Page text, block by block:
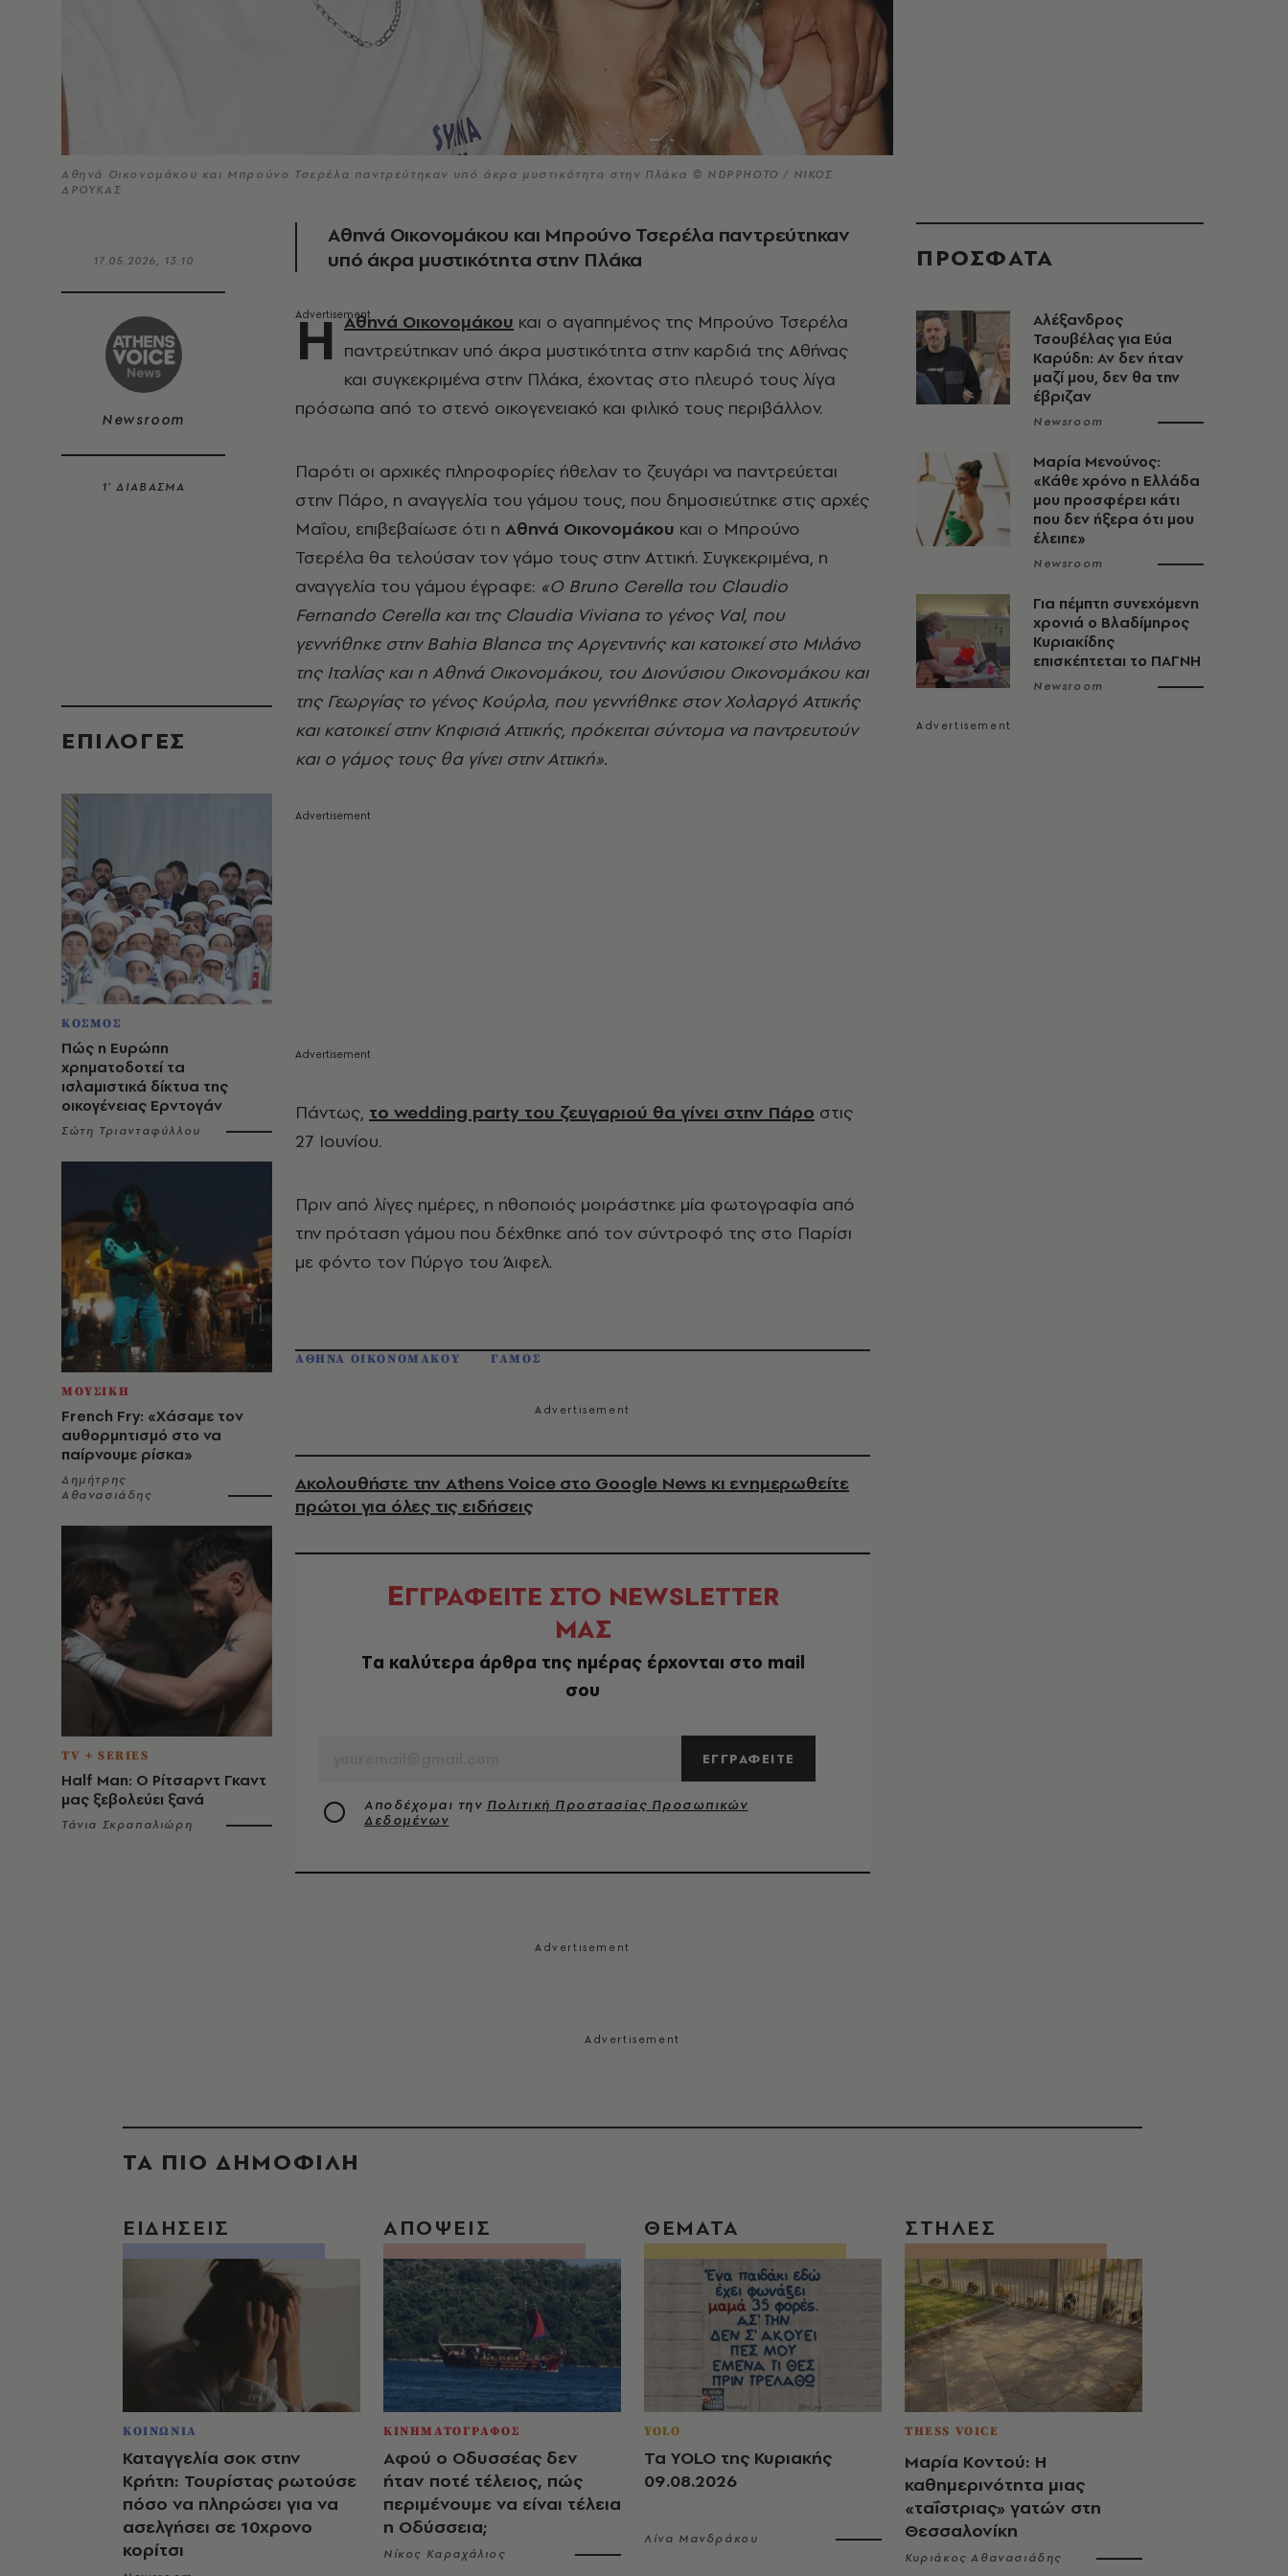
Αθηνά Οικονομάκου και Μπρούνο Τσερέλα παντρεύτηκαν υπό άκρα μυστικότητα στην Πλάκα © NDPPHOTO / ΝΙΚΟΣ
ΔΡΟΥΚΑΣ
17.05.2026, 13:10
Newsroom
1’ ΔΙΑΒΑΣΜΑ
EΠΙΛΟΓΈΣ
ΚΟΣΜΟΣ
Πώς η Ευρώπη
χρηματοδοτεί τα
ισλαμιστικά δίκτυα της
οικογένειας Ερντογάν
Σώτη Τριανταφύλλου
ΜΟΥΣΙΚΗ
French Fry: «Χάσαμε τον
αυθορμητισμό στο να
παίρνουμε ρίσκα»
Δημήτρης
Αθανασιάδης
TV + SERIES
Half Man: Ο Ρίτσαρντ Γκαντ
μας ξεβολεύει ξανά
Τάνια Σκραπαλιώρη
Αθηνά Οικονομάκου και Μπρούνο Τσερέλα παντρεύτηκαν
υπό άκρα μυστικότητα στην Πλάκα
Η Αθηνά Οικονομάκου και ο αγαπημένος της Μπρούνο Τσερέλα
παντρεύτηκαν υπό άκρα μυστικότητα στην καρδιά της Αθήνας
και συγκεκριμένα στην Πλάκα, έχοντας στο πλευρό τους λίγα
πρόσωπα από το στενό οικογενειακό και φιλικό τους περιβάλλον.
Παρότι οι αρχικές πληροφορίες ήθελαν το ζευγάρι να παντρεύεται
στην Πάρο, η αναγγελία του γάμου τους, που δημοσιεύτηκε στις αρχές
Μαΐου, επιβεβαίωσε ότι η Αθηνά Οικονομάκου και ο Μπρούνο
Τσερέλα θα τελούσαν τον γάμο τους στην Αττική. Συγκεκριμένα, η
αναγγελία του γάμου έγραφε: «Ο Bruno Cerella του Claudio
Fernando Cerella και της Claudia Viviana το γένος Val, που
γεννήθηκε στην Bahia Blanca της Αργεντινής και κατοικεί στο Μιλάνο
της Ιταλίας και η Αθηνά Οικονομάκου, του Διονύσιου Οικονομάκου και
της Γεωργίας το γένος Κούρλα, που γεννήθηκε στον Χολαργό Αττικής
και κατοικεί στην Κηφισιά Αττικής, πρόκειται σύντομα να παντρευτούν
και ο γάμος τους θα γίνει στην Αττική».
Πάντως, το wedding party του ζευγαριού θα γίνει στην Πάρο στις
27 Ιουνίου.
Πριν από λίγες ημέρες, η ηθοποιός μοιράστηκε μία φωτογραφία από
την πρόταση γάμου που δέχθηκε από τον σύντροφό της στο Παρίσι
με φόντο τον Πύργο του Άιφελ.
ΑΘΗΝΑ ΟΙΚΟΝΟΜΑΚΟΥ ΓΑΜΟΣ
Ακολουθήστε την Athens Voice στο Google News κι ενημερωθείτε
πρώτοι για όλες τις ειδήσεις
ΕΓΓΡΑΦΕΙΤΕ ΣΤΟ NEWSLETTER
ΜΑΣ
Tα καλύτερα άρθρα της ημέρας έρχονται στο mail
σου
ΕΓΓΡΑΦΕΙΤΕ
Αποδέχομαι την Πολιτική Προστασίας Προσωπικών
Δεδομένων
ΠΡΟΣΦΑΤΑ
Αλέξανδρος
Τσουβέλας για Εύα
Καρύδη: Αν δεν ήταν
μαζί μου, δεν θα την
έβριζαν
Newsroom
Μαρία Μενούνος:
«Κάθε χρόνο η Ελλάδα
μου προσφέρει κάτι
που δεν ήξερα ότι μου
έλειπε»
Newsroom
Για πέμπτη συνεχόμενη
χρονιά ο Βλαδίμηρος
Κυριακίδης
επισκέπτεται το ΠΑΓΝΗ
Newsroom
ΤΑ ΠΙΟ ΔΗΜΟΦΙΛΗ
ΕΙΔΗΣΕΙΣ
ΚΟΙΝΩΝΙΑ
Καταγγελία σοκ στην
Κρήτη: Τουρίστας ρωτούσε
πόσο να πληρώσει για να
ασελγήσει σε 10χρονο
κορίτσι
ΑΠΟΨΕΙΣ
ΚΙΝΗΜΑΤΟΓΡΑΦΟΣ
Αφού ο Οδυσσέας δεν
ήταν ποτέ τέλειος, πώς
περιμένουμε να είναι τέλεια
η Οδύσσεια;
Νίκος Καραχάλιος
ΘΕΜΑΤΑ
YOLO
Τα YOLO της Κυριακής
09.08.2026
Λίνα Μανδράκου
ΣΤΗΛΕΣ
THESS VOICE
Μαρία Κοντού: Η
καθημερινότητα μιας
«ταΐστριας» γατών στη
Θεσσαλονίκη
Κυριάκος Αθανασιάδης